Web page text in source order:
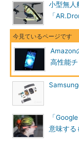
小型無人
「
Amazon
高性能
「
意味する